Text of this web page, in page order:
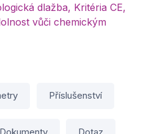
dlažba, Kritéria CE,
vůči chemickým
Příslušenství